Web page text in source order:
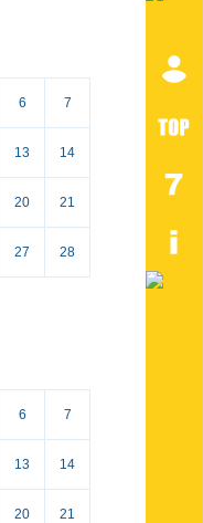
6 7
13 14
20 21
27 28
6 7
13 14
20 21